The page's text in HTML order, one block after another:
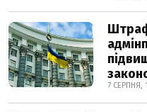
7 СЕРПНЯ,